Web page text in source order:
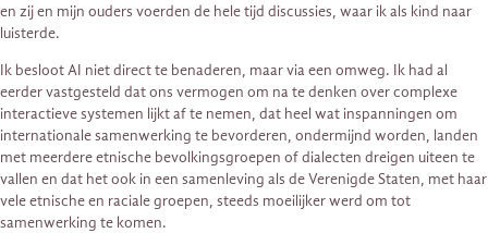
en zij en mijn ouders voerden de hele tijd discussies, waar ik als kind naar
luisterde.
Ik besloot AI niet direct te benaderen, maar via een omweg. Ik had al
eerder vastgesteld dat ons vermogen om na te denken over complexe
interactieve systemen lijkt af te nemen, dat heel wat inspanningen om
internationale samenwerking te bevorderen, ondermijnd worden, landen
met meerdere etnische bevolkingsgroepen of dialecten dreigen uiteen te
vallen en dat het ook in een samenleving als de Verenigde Staten, met haar
vele etnische en raciale groepen, steeds moeilijker werd om tot
samenwerking te komen.